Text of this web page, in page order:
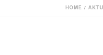
HOME /